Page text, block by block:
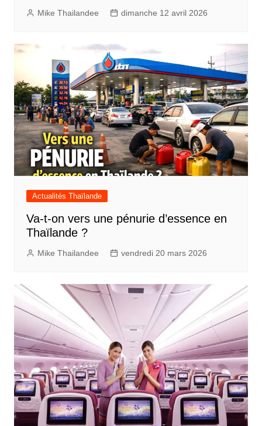
Mike Thailandee dimanche 12 avril 2026
Actualités Thaïlande
Va-t-on vers une pénurie d’essence en
Thaïlande ?
Mike Thailandee vendredi 20 mars 2026